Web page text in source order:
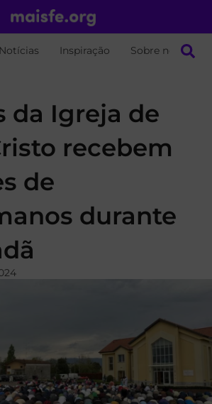
Notícias Inspiração Sobre nós
da Igreja de
recebem
de
durante